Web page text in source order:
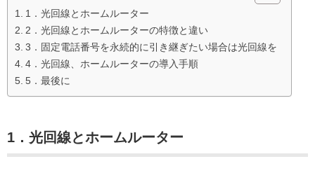
1．光回線とホームルーター
2．光回線とホームルーターの特徴と違い
3．固定電話番号を永続的に引き継ぎたい場合は光回線を
4．光回線、ホームルーターの導入手順
5．最後に
1．光回線とホームルーター